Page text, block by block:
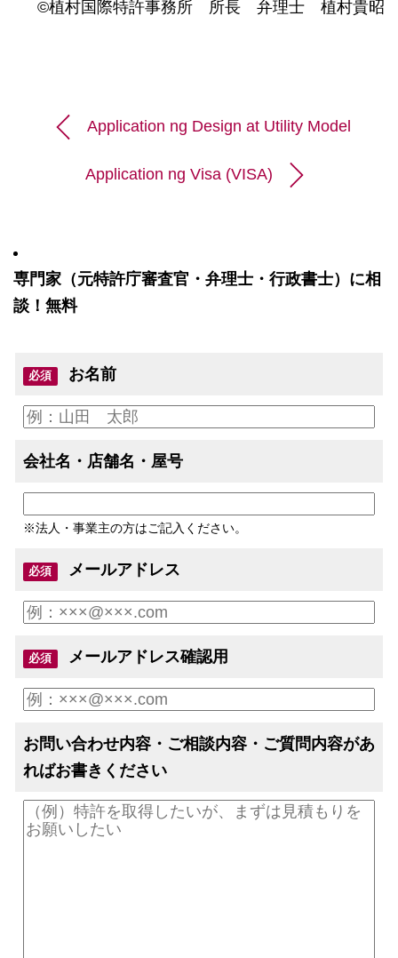
©植村国際特許事務所 所長 弁理士 植村貴昭
Application ng Design at Utility Model
Application ng Visa (VISA)
専門家（元特許庁審査官・弁理士・行政書士）に相
談！無料
必須 お名前
会社名・店舗名・屋号
※法人・事業主の方はご記入ください。
必須 メールアドレス
必須 メールアドレス確認用
お問い合わせ内容・ご相談内容・ご質問内容があ
ればお書きください